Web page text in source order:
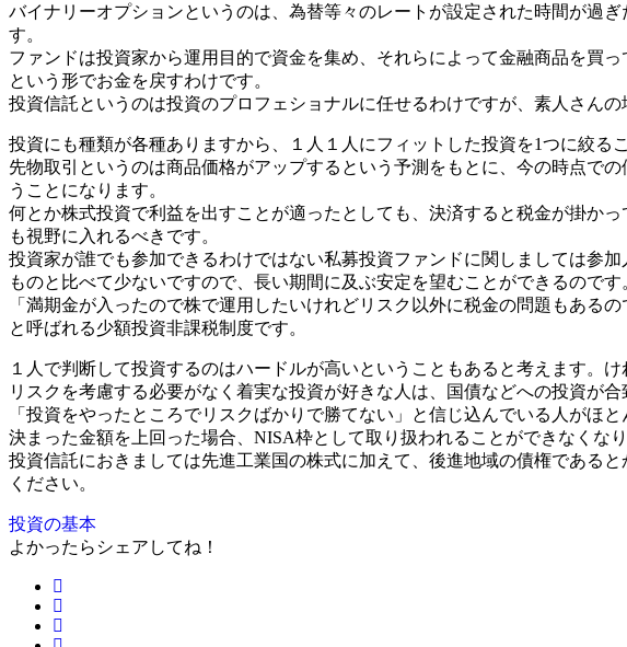
バイナリーオプションというのは、為替等々のレートが設定された時間が過
す。
ファンドは投資家から運用目的で資金を集め、それらによって金融商品を買
という形でお金を戻すわけです。
投資信託というのは投資のプロフェショナルに任せるわけですが、素人さん
投資にも種類が各種ありますから、１人１人にフィットした投資を1つに絞る
先物取引というのは商品価格がアップするという予測をもとに、今の時点で
うことになります。
何とか株式投資で利益を出すことが適ったとしても、決済すると税金が掛か
も視野に入れるべきです。
投資家が誰でも参加できるわけではない私募投資ファンドに関しましては参
ものと比べて少ないですので、長い期間に及ぶ安定を望むことができるのです
「満期金が入ったので株で運用したいけれどリスク以外に税金の問題もある
と呼ばれる少額投資非課税制度です。
１人で判断して投資するのはハードルが高いということもあると考えます。
リスクを考慮する必要がなく着実な投資が好きな人は、国債などへの投資が
「投資をやったところでリスクばかりで勝てない」と信じ込んでいる人がほ
決まった金額を上回った場合、NISA枠として取り扱われることができなくな
投資信託におきましては先進工業国の株式に加えて、後進地域の債権である
ください。
投資の基本
よかったらシェアしてね！